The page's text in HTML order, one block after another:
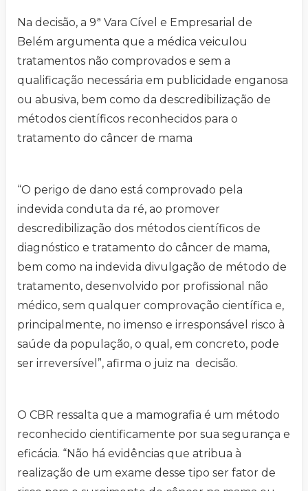
Na decisão, a 9ª Vara Cível e Empresarial de
Belém argumenta que a médica veiculou
tratamentos não comprovados e sem a
qualificação necessária em publicidade enganosa
ou abusiva, bem como da descredibilização de
métodos científicos reconhecidos para o
tratamento do câncer de mama
“O perigo de dano está comprovado pela
indevida conduta da ré, ao promover
descredibilização dos métodos científicos de
diagnóstico e tratamento do câncer de mama,
bem como na indevida divulgação de método de
tratamento, desenvolvido por profissional não
médico, sem qualquer comprovação científica e,
principalmente, no imenso e irresponsável risco à
saúde da população, o qual, em concreto, pode
ser irreversível”, afirma o juiz na decisão.
O CBR ressalta que a mamografia é um método
reconhecido cientificamente por sua segurança e
eficácia. “Não há evidências que atribua à
realização de um exame desse tipo ser fator de